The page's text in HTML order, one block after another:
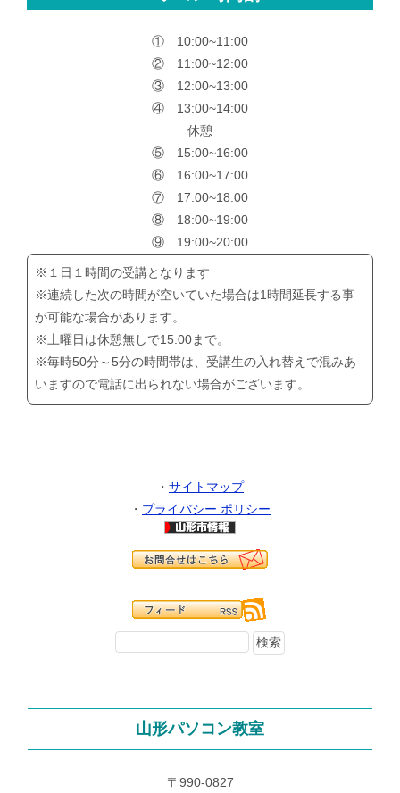
① 10:00~11:00
② 11:00~12:00
③ 12:00~13:00
④ 13:00~14:00
休憩
⑤ 15:00~16:00
⑥ 16:00~17:00
⑦ 17:00~18:00
⑧ 18:00~19:00
⑨ 19:00~20:00
※１日１時間の受講となります
※連続した次の時間が空いていた場合は1時間延長する事
が可能な場合があります。
※土曜日は休憩無しで15:00まで。
※毎時50分～5分の時間帯は、受講生の入れ替えで混みあ
いますので電話に出られない場合がございます。
・ サイトマップ
・ プライバシー ポリシー
山形パソコン教室
〒990-0827